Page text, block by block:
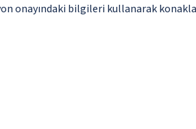
onayındaki bilgileri kullanarak